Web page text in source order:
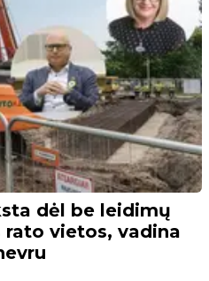
dėl be leidimų
vietos, vadina